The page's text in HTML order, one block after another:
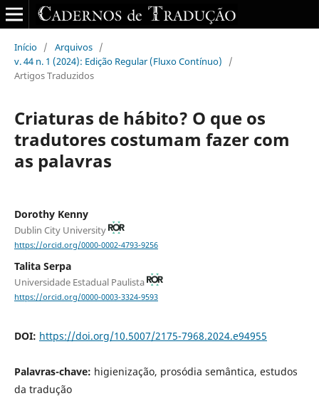
Início / Arquivos /
v. 44 n. 1 (2024): Edição Regular (Fluxo Contínuo)
/
Artigos Traduzidos
Criaturas de hábito? O que os
tradutores costumam fazer com
as palavras
Dorothy Kenny
Dublin City University
https://orcid.org/0000-0002-4793-9256
Talita Serpa
Universidade Estadual Paulista
https://orcid.org/0000-0003-3324-9593
DOI: https://doi.org/10.5007/2175-7968.2024.e94955
Palavras-chave: higienização, prosódia semântica, estudos
da tradução